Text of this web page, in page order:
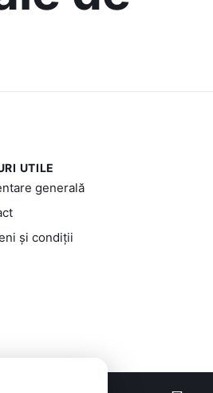
UTILE
generală
și condiții